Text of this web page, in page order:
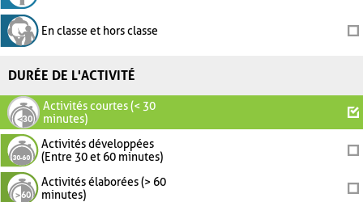
En classe et hors classe
DURÉE DE L'ACTIVITÉ
Activités courtes (< 30
minutes)
Activités développées
(Entre 30 et 60 minutes)
Activités élaborées (> 60
minutes)